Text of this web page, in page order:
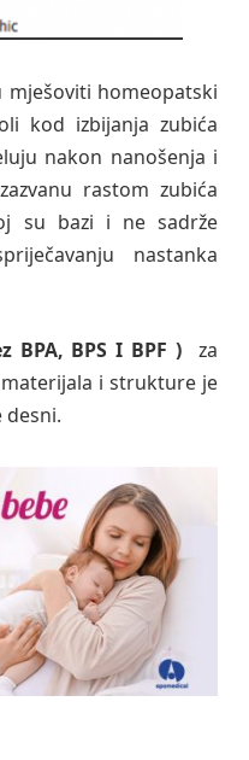
homeopatski
kod izbijanja zubića
nakon nanošenja i
rastom zubića
su bazi i ne sadrže
nastanka
BPA, BPS I BPF )
za
i strukture je
desni.